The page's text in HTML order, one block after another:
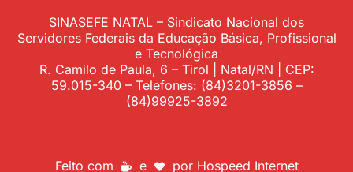
SINASEFE NATAL – Sindicato Nacional dos
Servidores Federais da Educação Básica, Profissional
e Tecnológica
R. Camilo de Paula, 6 – Tirol | Natal/RN | CEP:
59.015-340 – Telefones: (84)3201-3856 –
(84)99925-3892
Feito com e por Hospeed Internet